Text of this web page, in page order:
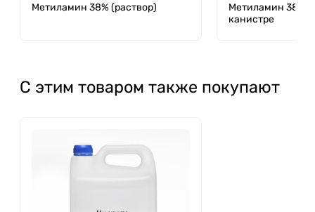
Метиламин 38% (раствор)
Метиламин 38%
канистре
С этим товаром также покупают